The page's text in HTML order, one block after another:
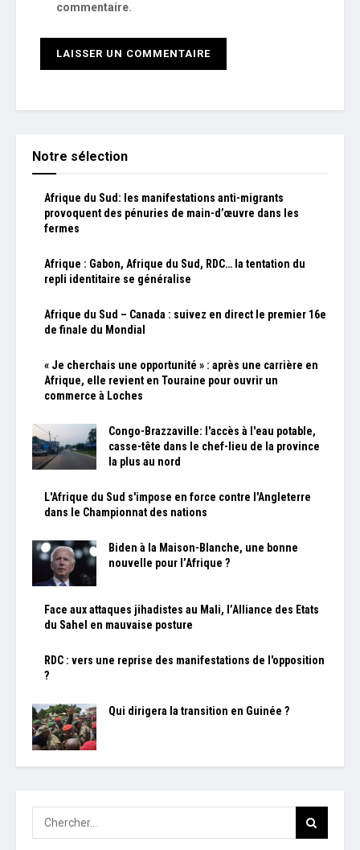
commentaire.
Notre sélection
Afrique du Sud: les manifestations anti-migrants
provoquent des pénuries de main-d’œuvre dans les
fermes
Afrique : Gabon, Afrique du Sud, RDC… la tentation du
repli identitaire se généralise
Afrique du Sud – Canada : suivez en direct le premier 16e
de finale du Mondial
« Je cherchais une opportunité » : après une carrière en
Afrique, elle revient en Touraine pour ouvrir un
commerce à Loches
Congo-Brazzaville: l'accès à l'eau potable,
casse-tête dans le chef-lieu de la province
la plus au nord
L'Afrique du Sud s'impose en force contre l'Angleterre
dans le Championnat des nations
Biden à la Maison-Blanche, une bonne
nouvelle pour l’Afrique ?
Face aux attaques jihadistes au Mali, l’Alliance des Etats
du Sahel en mauvaise posture
RDC : vers une reprise des manifestations de l'opposition
?
Qui dirigera la transition en Guinée ?